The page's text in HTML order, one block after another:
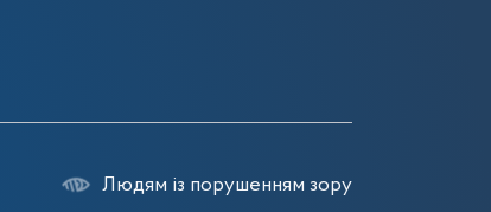
Людям із порушенням зору